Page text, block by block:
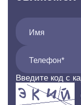
Имя
Телефон*
Введите код с